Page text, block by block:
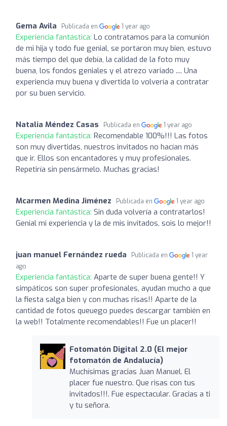
Gema Avila Publicada en 1 year ago
Experiencia fantástica: Lo contratamos para la comunión
de mi hija y todo fue genial, se portaron muy bien, estuvo
más tiempo del que debía, la calidad de la foto muy
buena, los fondos geniales y el atrezo variado .... Una
experiencia muy buena y divertida lo volvería a contratar
por su buen servicio.
Natalia Méndez Casas Publicada en 1 year ago
Experiencia fantástica: Recomendable 100%!!! Las fotos
son muy divertidas, nuestros invitados no hacían más
que ir. Ellos son encantadores y muy profesionales.
Repetiría sin pensármelo. Muchas gracias!
Mcarmen Medina Jiménez Publicada en 1 year ago
Experiencia fantástica: Sin duda volvería a contratarlos!
Genial mi experiencia y la de mis invitados, sois lo mejor!!
juan manuel Fernández rueda Publicada en
1 year
ago
Experiencia fantástica: Aparte de super buena gente!! Y
simpáticos son super profesionales, ayudan mucho a que
la fiesta salga bien y con muchas risas!! Aparte de la
cantidad de fotos queuego puedes descargar también en
la web!! Totalmente recomendables!! Fue un placer!!
Fotomatón Digital 2.0 (El mejor
fotomatón de Andalucía)
Muchísimas gracias Juan Manuel. El
placer fue nuestro. Que risas con tus
invitados!!!. Fue espectacular. Gracias a ti
y tu señora.